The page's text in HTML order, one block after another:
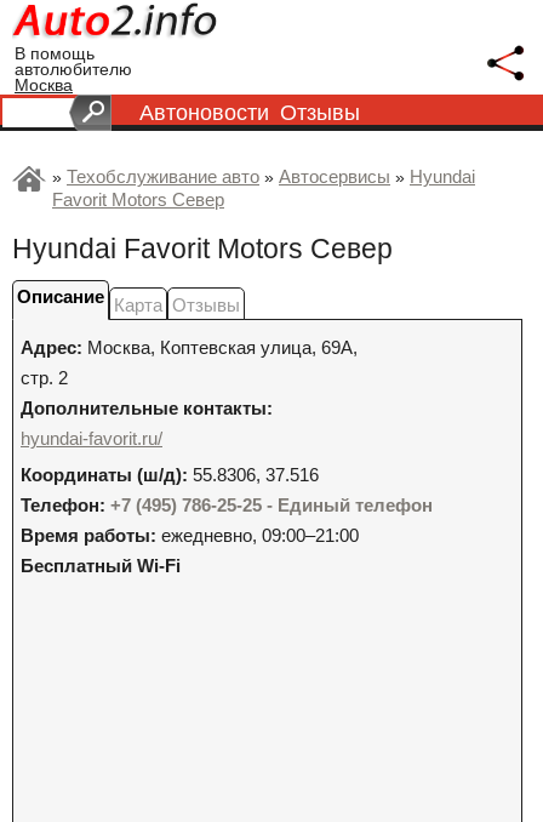
В помощь
автолюбителю
Москва
Автоновости Отзывы
» Техобслуживание авто » Автосервисы » Hyundai
Favorit Motors Север
Hyundai Favorit Motors Север
Описание Карта Отзывы
Адрес: Москва, Коптевская улица, 69А,
стр. 2
Дополнительные контакты:
hyundai-favorit.ru/
Координаты (ш/д): 55.8306, 37.516
Телефон: +7 (495) 786-25-25 - Единый телефон
Время работы: ежедневно, 09:00–21:00
Бесплатный Wi-Fi